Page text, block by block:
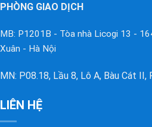
PHÒNG GIAO DỊCH
MB: P1201B - Tòa nhà Licogi 13 -
Xuân - Hà Nội
MN: P08.18, Lầu 8, Lô A, Bàu Cát II,
LIÊN HỆ